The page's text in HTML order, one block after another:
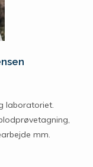
laboratoriet.
mm.